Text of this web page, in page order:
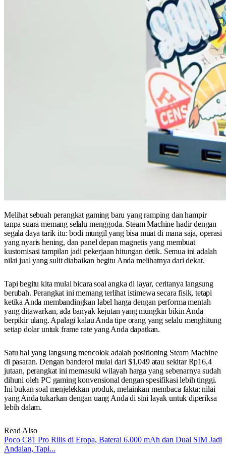
Melihat sebuah perangkat gaming baru yang ramping dan hampir
tanpa suara memang selalu menggoda. Steam Machine hadir dengan
segala daya tarik itu: bodi mungil yang bisa muat di mana saja, operasi
yang nyaris hening, dan panel depan magnetis yang membuat
kustomisasi tampilan jadi pekerjaan hitungan detik. Semua ini adalah
nilai jual yang sulit diabaikan begitu Anda melihatnya dari dekat.
Tapi begitu kita mulai bicara soal angka di layar, ceritanya langsung
berubah. Perangkat ini memang terlihat istimewa secara fisik, tetapi
ketika Anda membandingkan label harga dengan performa mentah
yang ditawarkan, ada banyak kejutan yang mungkin bikin Anda
berpikir ulang. Apalagi kalau Anda tipe orang yang selalu menghitung
setiap dolar untuk frame rate yang Anda dapatkan.
Satu hal yang langsung mencolok adalah positioning Steam Machine
di pasaran. Dengan banderol mulai dari $1,049 atau sekitar Rp16,4
jutaan, perangkat ini memasuki wilayah harga yang sebenarnya sudah
dihuni oleh PC gaming konvensional dengan spesifikasi lebih tinggi.
Ini bukan soal menjelekkan produk, melainkan membaca fakta: nilai
yang Anda tukarkan dengan uang Anda di sini layak untuk diperiksa
lebih dalam.
Read Also
Poco C81 Pro Rilis di Eropa, Baterai 6.000 mAh dan Dual SIM Jadi
Andalan, Tapi...